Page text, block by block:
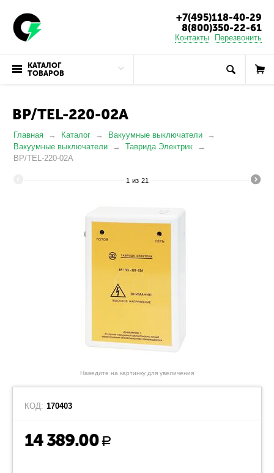
+7(495)118-40-29
8(800)350-22-61
Контакты Перезвонить
КАТАЛОГ
ТОВАРОВ
BP/TEL-220-02A
Главная Каталог
Вакуумные выключатели
Вакуумные выключатели
Таврида Электрик
BP/TEL-220-02A
1 из 21
Наведите на картинку для увеличения
КОД: 170403
14 389.00 Р